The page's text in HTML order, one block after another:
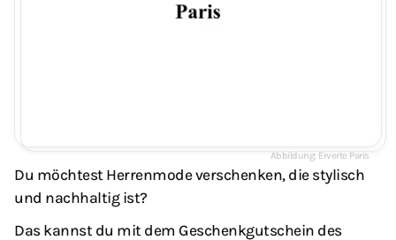
Du möchtest Herrenmode verschenken, die stylisch
und nachhaltig ist?
Das kannst du mit dem Geschenkgutschein des
Erverte Paris